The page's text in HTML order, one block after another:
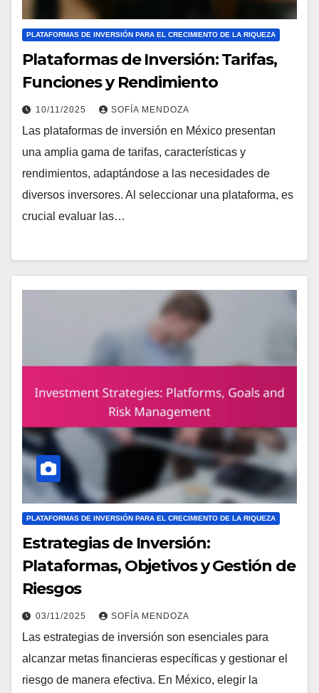
PLATAFORMAS DE INVERSIÓN PARA EL CRECIMIENTO DE LA RIQUEZA
Plataformas de Inversión: Tarifas,
Funciones y Rendimiento
10/11/2025 SOFÍA MENDOZA
Las plataformas de inversión en México presentan
una amplia gama de tarifas, características y
rendimientos, adaptándose a las necesidades de
diversos inversores. Al seleccionar una plataforma, es
crucial evaluar las…
PLATAFORMAS DE INVERSIÓN PARA EL CRECIMIENTO DE LA RIQUEZA
Estrategias de Inversión:
Plataformas, Objetivos y Gestión de
Riesgos
03/11/2025 SOFÍA MENDOZA
Las estrategias de inversión son esenciales para
alcanzar metas financieras específicas y gestionar el
riesgo de manera efectiva. En México, elegir la